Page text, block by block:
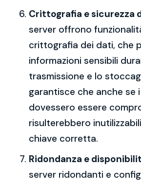
Crittografia e sicurezza
server offrono
crittografia dei dati, che
informazioni sensibili
trasmissione e lo
garantisce che anche se
dovessero essere
risulterebbero
chiave corretta.
Ridondanza e
server ridondanti e